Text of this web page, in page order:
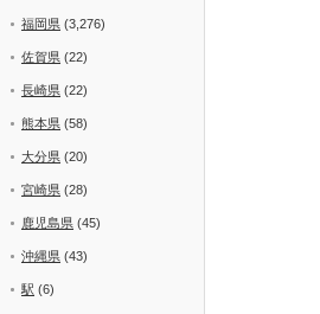
福岡県 (3,276)
佐賀県 (22)
長崎県 (22)
熊本県 (58)
大分県 (20)
宮崎県 (28)
鹿児島県 (45)
沖縄県 (43)
駅 (6)